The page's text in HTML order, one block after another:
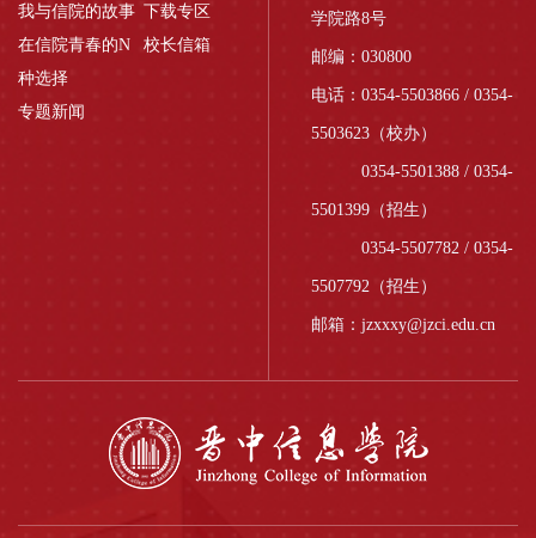
我与信院的故事 下载专区
在信院青春的N
种选择
校长信箱
专题新闻
学院路8号
邮编：030800
电话：0354-5503866 / 0354-
5503623（校办）
0354-5501388 / 0354-
5501399（招生）
0354-5507782 / 0354-
5507792（招生）
邮箱：jzxxxy@jzci.edu.cn